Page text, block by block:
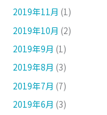
2019年11月 (1)
2019年10月 (2)
2019年9月 (1)
2019年8月 (3)
2019年7月 (7)
2019年6月 (3)